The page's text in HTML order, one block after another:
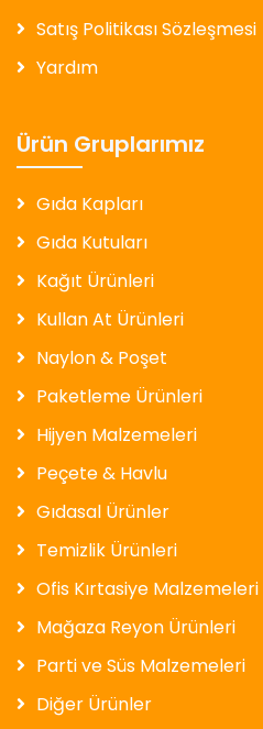
Satış Politikası Sözleşmesi
Yardım
Ürün Gruplarımız
Gıda Kapları
Gıda Kutuları
Kağıt Ürünleri
Kullan At Ürünleri
Naylon & Poşet
Paketleme Ürünleri
Hijyen Malzemeleri
Peçete & Havlu
Gıdasal Ürünler
Temizlik Ürünleri
Ofis Kırtasiye Malzemeleri
Mağaza Reyon Ürünleri
Parti ve Süs Malzemeleri
Diğer Ürünler